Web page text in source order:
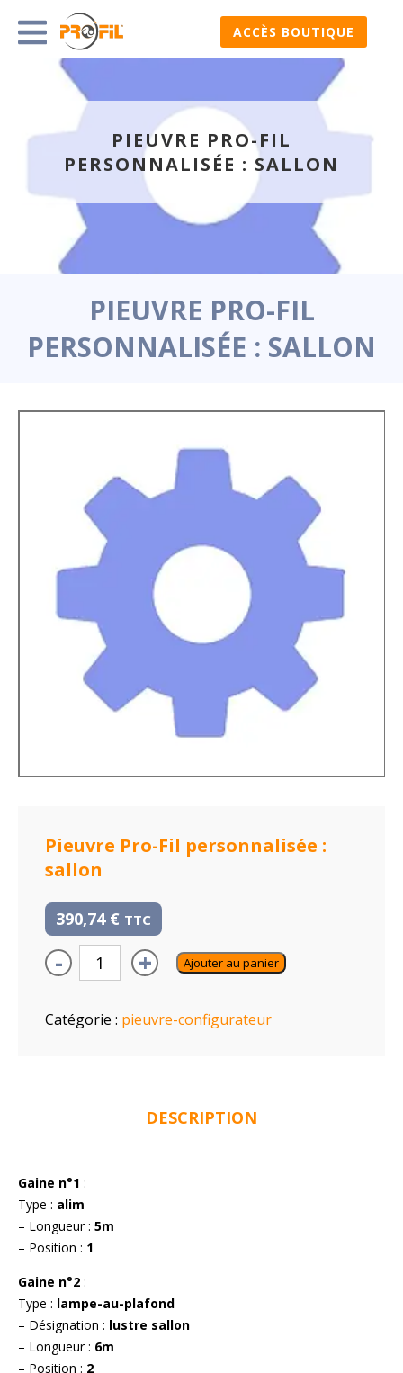
ACCÈS BOUTIQUE
PIEUVRE PRO-FIL
PERSONNALISÉE : SALLON
PIEUVRE PRO-FIL
PERSONNALISÉE : SALLON
Pieuvre Pro-Fil personnalisée :
sallon
390,74 € TTC
- + Ajouter au panier
Catégorie : pieuvre-configurateur
DESCRIPTION
Gaine n°1 :
Type : alim
– Longueur : 5m
– Position : 1
Gaine n°2 :
Type : lampe-au-plafond
– Désignation : lustre sallon
– Longueur : 6m
– Position : 2